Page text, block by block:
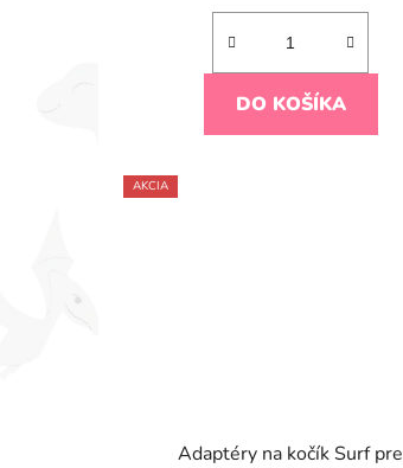
DO KOŠÍKA
AKCIA
Adaptéry na kočík Surf pre